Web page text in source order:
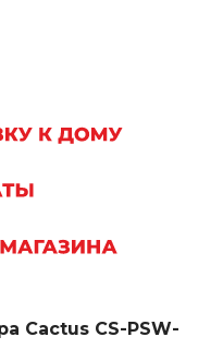
Cactus CS-PSW-